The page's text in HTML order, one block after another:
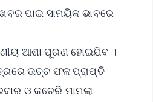
ପାଇ ସାମୟିକ ଭାବରେ
ଆଶା ପୂରଣ ହୋଇଯିବ ।
ଉଚ୍ଚ ଫଳ ପ୍ରାପ୍ତି
ଓ କଚେରି ମାମଲା